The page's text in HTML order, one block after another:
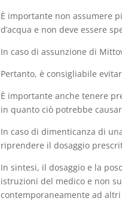
È importante non assumere
d’acqua e non deve essere
In caso di assunzione di
Pertanto, è consigliabile
È importante anche tenere
in quanto ciò potrebbe
In caso di dimenticanza di
riprendere il dosaggio
In sintesi, il dosaggio e la
istruzioni del medico e non
contemporaneamente ad